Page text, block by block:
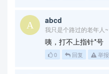
abcd
我只是个路过的老年人~
咦，打不上指针*号
0 回复 举报